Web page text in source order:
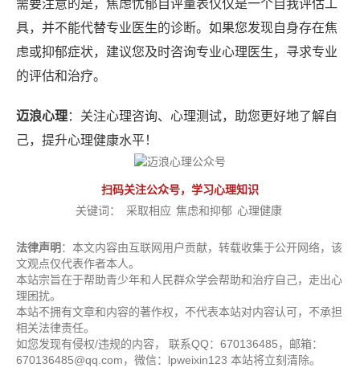
需要注意的是，焦虑忧郁自评量表仅仅是一个自我评估工
具，并不能代替专业医生的诊断。如果您发现自身存在焦
虑或抑郁症状，建议您及时咨询专业心理医生，寻求专业
的评估和治疗。
迈浪心理：关注心理咨询、心理测试，助您更好地了解自
己，提升心理健康水平！
扫码关注公众号，学习心理知识
关键词：
采取相应 焦虑和抑郁 心理健康
法律声明 ：本文内容由互联网用户贡献，转载收集于公开网络，该
文观点仅代表作者本人。
本站宗旨在于帮助青少年和人民群众学会帮助和治疗自己，走出心
理困扰。
本站不拥有文章和内容的著作权，不代表本站对内容认可，不承担
相关法律责任。
如您发现有侵权/违规的内容， 联系QQ：670136485，邮箱：
670136485@qq.com，微信：lpweixin123 本站将立刻清除。